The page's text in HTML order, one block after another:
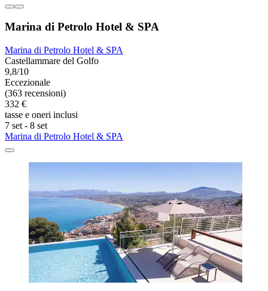
Marina di Petrolo Hotel & SPA
Marina di Petrolo Hotel & SPA
Castellammare del Golfo
9,8/10
Eccezionale
(363 recensioni)
332 €
tasse e oneri inclusi
7 set - 8 set
Marina di Petrolo Hotel & SPA